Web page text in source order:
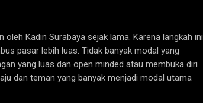
Kadin Surabaya sejak lama. Karena langkah ini
pasar lebih luas. Tidak banyak modal yang
yang luas dan open minded atau membuka diri
dan teman yang banyak menjadi modal utama